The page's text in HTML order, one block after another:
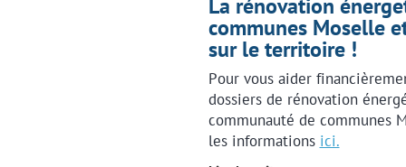
communes Moselle
sur le territoire !
Pour vous aider
dossiers de rénovation
communauté de communes
les informations ici.